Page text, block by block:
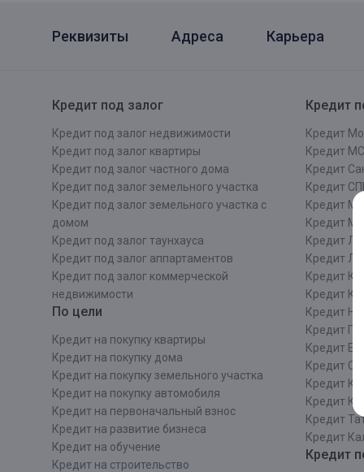
Реквизиты Адреса Карьера
Кредит под залог
Кредит под залог недвижимости
Кредит под залог квартиры
Кредит под залог частного дома
Кредит под залог земельного участка
Кредит под залог земельного участка с
домом
Кредит под залог таунхауса
Кредит под залог аппартаментов
Кредит под залог коммерческой
недвижимости
По цели
Кредит на покупку квартиры
Кредит на покупку дома
Кредит на покупку земельного участка
Кредит на покупку автомобиля
Кредит на первоначальный взнос
Кредит на развитие бизнеса
Кредит на обучение
Кредит на строительcтво
Кредит
Кредит
Кредит
Кредит
Кредит
Кредит
Кредит МО
Кредит
Кредит ЛО
Кредит
Кредит
Кредит
Кредит
Кредит
Кредит
Кредит
Кредит
Кредит
Кредит
Кредит